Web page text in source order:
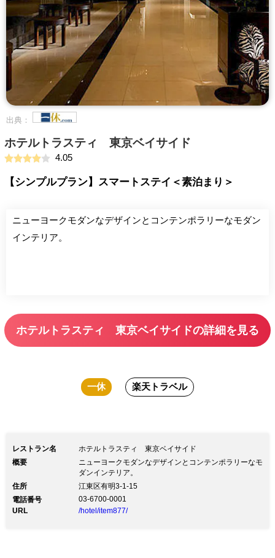
出典：
ホテルトラスティ 東京ベイサイド
4.05
【シンプルプラン】スマートステイ＜素泊まり＞
ニューヨークモダンなデザインとコンテンポラリーなモダン
インテリア。
ホテルトラスティ 東京ベイサイドの詳細を見る
一休 楽天トラベル
レストラン名
ホテルトラスティ 東京ベイサイド
概要
ニューヨークモダンなデザインとコンテンポラリーなモ
ダンインテリア。
住所
江東区有明3-1-15
電話番号
03-6700-0001
URL
/hotel/item877/